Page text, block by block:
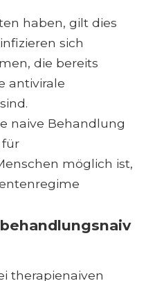
haben, gilt dies
sich
die bereits
antivirale
naive Behandlung
für
möglich ist,
therapienaiven